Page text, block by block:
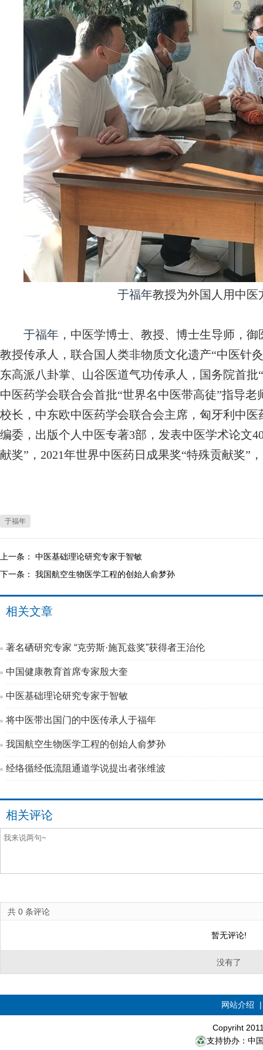
于福年教授为外国人用中医
于福年 ，中医学博士、教授、博士生导师，
教授传承人，联合国人类非物质文化遗产“中医针
东高派八卦掌、山谷医道气功传承人，国务院首
中医药学会联合会首批“世界名中医带高徒”指导
校长，中东欧中医药学会联合会主席，匈牙利中
编委，出版个人中医专著3部，发表中医学术论文
献奖”，2021年世界中医药日成果奖“特殊贡献奖”
于福年
上一条： 中医基础理论研究专家于智敏
下一条： 我国航空生物医学工程的创始人俞梦孙
相关文章
著名硒研究专家 “克劳斯·施瓦兹奖”获得者王治伦
中国健康教育首席专家殷大奎
中医基础理论研究专家于智敏
将中医带出国门的中医传承人于福年
我国航空生物医学工程的创始人俞梦孙
经络循经低流阻通道学说提出者张维波
相关评论
共 0 条评论
暂无评论!
没有了
网站介绍
Copyriht
支持协办：中